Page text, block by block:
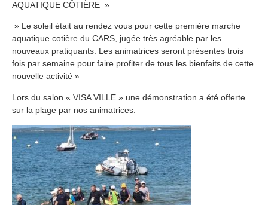
AQUATIQUE CÔTIÈRE »
» Le soleil était au rendez vous pour cette première marche
aquatique cotière du CARS, jugée très agréable par les
nouveaux pratiquants. Les animatrices seront présentes trois
fois par semaine pour faire profiter de tous les bienfaits de cette
nouvelle activité »
Lors du salon « VISA VILLE » une démonstration a été offerte
sur la plage par nos animatrices.